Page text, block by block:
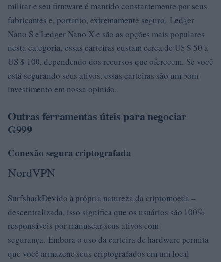
militar e seu firmware é mantido constantemente por seus
fabricantes e, portanto, extremamente seguro. Ledger
Nano S e Ledger Nano X e são as opções mais populares
nesta categoria, essas carteiras custam cerca de US $ 50 a
US $ 100, dependendo dos recursos que oferecem. Se você
está segurando seus ativos, essas carteiras são um bom
investimento em nossa opinião.
Outras ferramentas úteis para negociar
G999
Conexão segura criptografada
NordVPN
SurfsharkDevido à própria natureza da criptomoeda –
descentralizada, isso significa que os usuários são 100%
responsáveis ​​por manusear seus ativos com
segurança. Embora o uso da carteira de hardware permita
que você armazene seus criptografados em um local